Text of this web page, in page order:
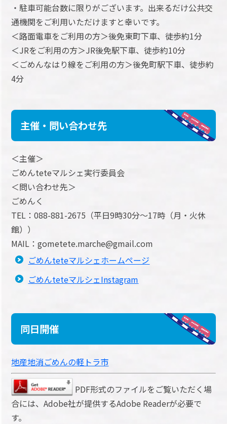
・駐車可能台数に限りがございます。出来るだけ公共交
通機関をご利用いただけますと幸いです。
＜路面電車をご利用の方＞後免東町下車、徒歩約1分
＜JRをご利用の方＞JR後免駅下車、徒歩約10分
＜ごめんなはり線をご利用の方＞後免町駅下車、徒歩約
4分
主催・問い合わせ先
＜主催＞
ごめんteteマルシェ実行委員会
＜問い合わせ先＞
ごめんく
TEL：088-881-2675（平日9時30分～17時（月・火休
館））
MAIL：gometete.marche@gmail.com
ごめんteteマルシェホームページ
ごめんteteマルシェInstagram
同日開催
地産地消ごめんの軽トラ市
PDF形式のファイルをご覧いただく場
合には、Adobe社が提供するAdobe Readerが必要で
す。